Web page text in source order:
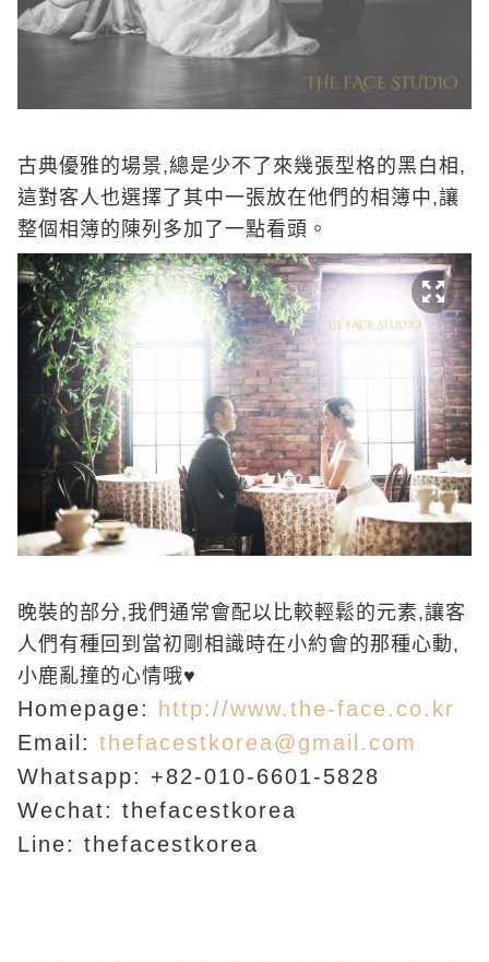
古典優雅的場景,總是少不了來幾張型格的黑白相,
這對客人也選擇了其中一張放在他們的相簿中,讓
整個相簿的陳列多加了一點看頭。
晚裝的部分,我們通常會配以比較輕鬆的元素,讓客
人們有種回到當初剛相識時在小約會的那種心動,
小鹿亂撞的心情哦♥
Homepage:
http://www.the-face.co.kr
Email: thefacestkorea@gmail.com
Whatsapp: +82-010-6601-5828
Wechat: thefacestkorea
Line: thefacestkorea